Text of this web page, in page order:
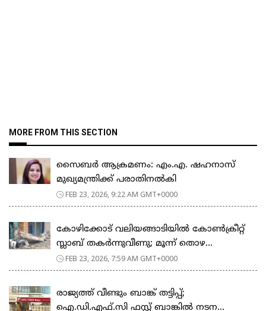
MORE FROM THIS SECTION
സൈബർ ആക്രമണം: എം.എ. ഷഹനാസ്
മുഖ്യമന്ത്രിക്ക് പരാതിനൽകി
FEB 23, 2026, 9:22 AM GMT+0000
കോഴിക്കോട് വലിയങ്ങാടിയിൽ കോൺക്രീറ്റ്
സ്ലാബ് തകർന്നുവീണു; മൂന്ന് തൊഴ...
FEB 23, 2026, 7:59 AM GMT+0000
രാജ്യത്ത് വീണ്ടും ബാങ്ക് തട്ടിപ്പ്;
ഐ.ഡി.എഫ്.സി ഫസ്റ്റ് ബാങ്കിൽ നടന...